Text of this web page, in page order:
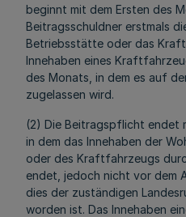
beginnt mit dem Ersten des
Beitragsschuldner erstmals
Betriebsstätte oder das
Innehaben eines
des Monats, in dem es auf
zugelassen wird.
(2) Die Beitragspflicht endet
in dem das Innehaben der
oder des Kraftfahrzeugs
endet, jedoch nicht vor dem
dies der zuständigen
worden ist. Das Innehaben